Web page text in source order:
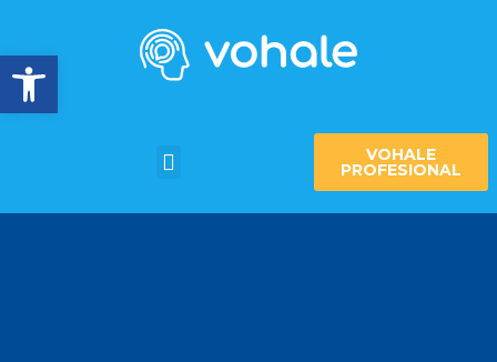
Abrir barra de herramientas
VOHALE
PROFESIONAL